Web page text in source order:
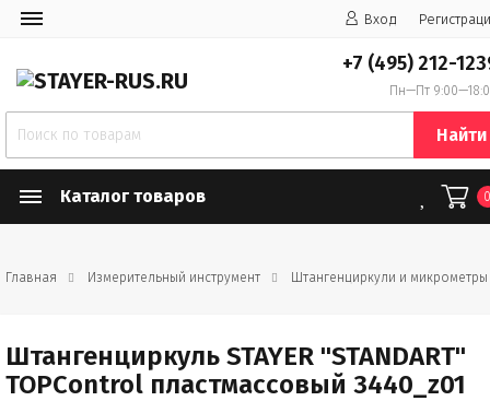
Вход
+7 (495) 212-
Пн—Пт
Найти
Каталог товаров
Главная Измерительный инструмент Штангенциркули и микрометры
Штангенциркуль STAYER "STANDART"
TOPControl пластмассовый 3440_z01